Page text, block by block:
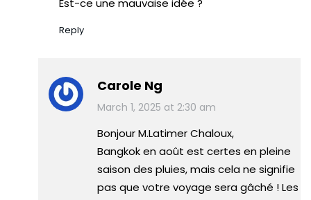
Est-ce une mauvaise idée ?
Reply
Carole Ng
March 1, 2025 at 2:30 am
Bonjour M.Latimer Chaloux,
Bangkok en août est certes en pleine
saison des pluies, mais cela ne signifie
pas que votre voyage sera gâché ! Les